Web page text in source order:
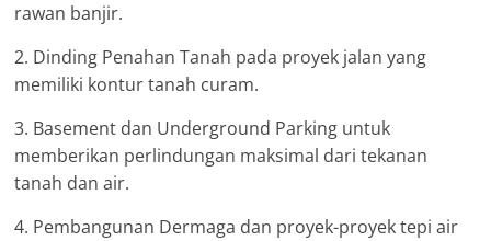
rawan banjir.
2. Dinding Penahan Tanah pada proyek jalan yang
memiliki kontur tanah curam.
3. Basement dan Underground Parking untuk
memberikan perlindungan maksimal dari tekanan
tanah dan air.
4. Pembangunan Dermaga dan proyek-proyek tepi air